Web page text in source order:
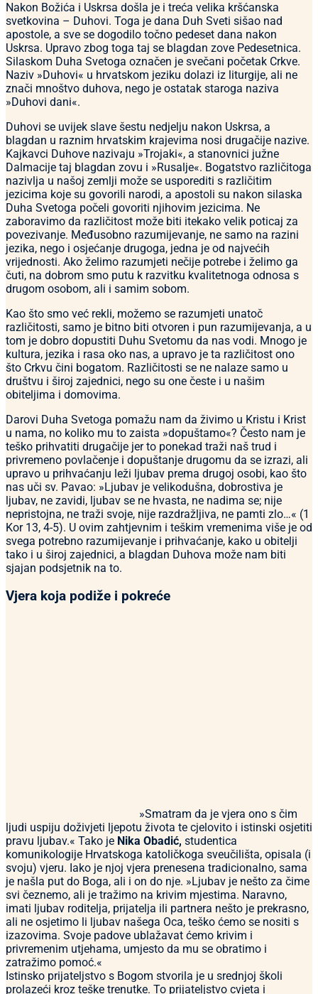
Nakon Božića i Uskrsa došla je i treća velika kršćanska
svetkovina – Duhovi. Toga je dana Duh Sveti sišao nad
apostole, a sve se dogodilo točno pedeset dana nakon
Uskrsa. Upravo zbog toga taj se blagdan zove Pedesetnica.
Silaskom Duha Svetoga označen je svečani početak Crkve.
Naziv »Duhovi« u hrvatskom jeziku dolazi iz liturgije, ali ne
znači mnoštvo duhova, nego je ostatak staroga naziva
»Duhovi dani«.
Duhovi se uvijek slave šestu nedjelju nakon Uskrsa, a
blagdan u raznim hrvatskim krajevima nosi drugačije nazive.
Kajkavci Duhove nazivaju »Trojaki«, a stanovnici južne
Dalmacije taj blagdan zovu i »Rusalje«. Bogatstvo različitoga
nazivlja u našoj zemlji može se usporediti s različitim
jezicima koje su govorili narodi, a apostoli su nakon silaska
Duha Svetoga počeli govoriti njihovim jezicima. Ne
zaboravimo da različitost može biti itekako velik poticaj za
povezivanje. Međusobno razumijevanje, ne samo na razini
jezika, nego i osjećanje drugoga, jedna je od najvećih
vrijednosti. Ako želimo razumjeti nečije potrebe i želimo ga
čuti, na dobrom smo putu k razvitku kvalitetnoga odnosa s
drugom osobom, ali i samim sobom.
Kao što smo već rekli, možemo se razumjeti unatoč
različitosti, samo je bitno biti otvoren i pun razumijevanja, a u
tom je dobro dopustiti Duhu Svetomu da nas vodi. Mnogo je
kultura, jezika i rasa oko nas, a upravo je ta različitost ono
što Crkvu čini bogatom. Različitosti se ne nalaze samo u
društvu i široj zajednici, nego su one česte i u našim
obiteljima i domovima.
Darovi Duha Svetoga pomažu nam da živimo u Kristu i Krist
u nama, no koliko mu to zaista »dopuštamo«? Često nam je
teško prihvatiti drugačije jer to ponekad traži naš trud i
privremeno povlačenje i dopuštanje drugomu da se izrazi, ali
upravo u prihvaćanju leži ljubav prema drugoj osobi, kao što
nas uči sv. Pavao: »Ljubav je velikodušna, dobrostiva je
ljubav, ne zavidi, ljubav se ne hvasta, ne nadima se; nije
nepristojna, ne traži svoje, nije razdražljiva, ne pamti zlo…« (1
Kor 13, 4-5). U ovim zahtjevnim i teškim vremenima više je od
svega potrebno razumijevanje i prihvaćanje, kako u obitelji
tako i u široj zajednici, a blagdan Duhova može nam biti
sjajan podsjetnik na to.
Vjera koja podiže i pokreće
»Smatram da je vjera ono s čim
ljudi uspiju doživjeti ljepotu života te cjelovito i istinski osjetiti
pravu ljubav.« Tako je Nika Obadić, studentica
komunikologije Hrvatskoga katoličkoga sveučilišta, opisala (i
svoju) vjeru. Iako je njoj vjera prenesena tradicionalno, sama
je našla put do Boga, ali i on do nje. »Ljubav je nešto za čime
svi čeznemo, ali je tražimo na krivim mjestima. Naravno,
imati ljubav roditelja, prijatelja ili partnera nešto je prekrasno,
ali ne osjetimo li ljubav našega Oca, teško ćemo se nositi s
izazovima. Svoje padove ublažavat ćemo krivim i
privremenim utjehama, umjesto da mu se obratimo i
zatražimo pomoć.«
Istinsko prijateljstvo s Bogom stvorila je u srednjoj školi
prolazeći kroz teške trenutke. To prijateljstvo cvjeta i